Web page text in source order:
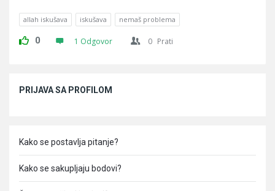
allah iskušava iskušava nemaš problema
0 1 Odgovor 0 Prati
PRIJAVA SA PROFILOM
Kako se postavlja pitanje?
Kako se sakupljaju bodovi?